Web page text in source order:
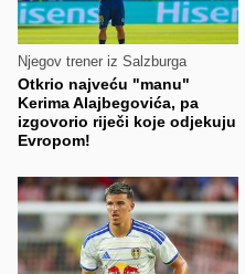
Njegov trener iz Salzburga
Otkrio najveću "manu"
Kerima Alajbegovića, pa
izgovorio riječi koje odjekuju
Evropom!